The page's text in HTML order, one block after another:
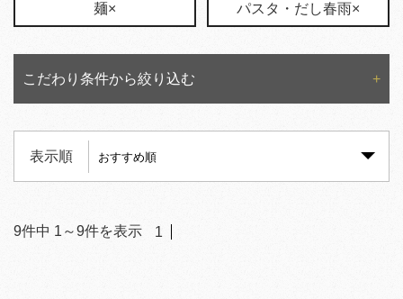
麺× パスタ・だし春雨×
こだわり条件から絞り込む
表示順
9件中 1 ～9件を表示 1